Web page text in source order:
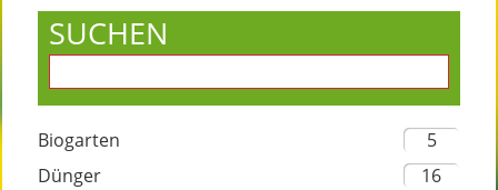
SUCHEN
Biogarten
5
Dünger
16